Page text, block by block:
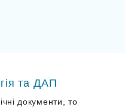
та ДАП
документи, то